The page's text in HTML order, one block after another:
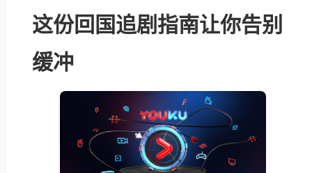
这份回国追剧指南让你告别
缓冲